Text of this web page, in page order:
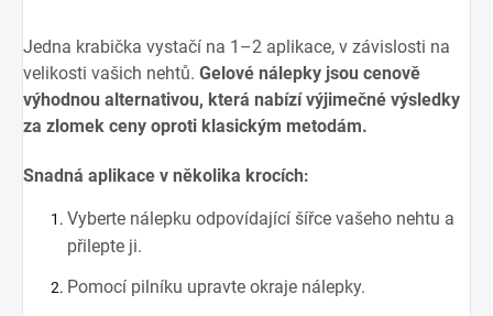
Jedna krabička vystačí na 1–2 aplikace, v závislosti na
velikosti vašich nehtů. Gelové nálepky jsou cenově
výhodnou alternativou, která nabízí výjimečné výsledky
za zlomek ceny oproti klasickým metodám.
Snadná aplikace v několika krocích:
Vyberte nálepku odpovídající šířce vašeho nehtu a
přilepte ji.
Pomocí pilníku upravte okraje nálepky.